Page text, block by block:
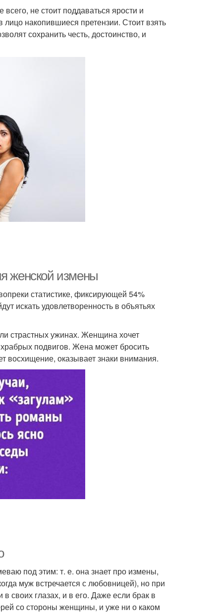
не стоит поддаваться ярости и
лицо накопившиеся претензии. Стоит взять
сохранить честь, достоинство, и
женской измены
статистике, фиксирующей 54%
искать удовлетворенность в объятьях
страстных ужинах. Женщина хочет
подвигов. Жена может бросить
восхищение, оказывает знаки внимания.
под этим: т. е. она знает про измены,
муж встречается с любовницей), но при
своих глазах, и в его. Даже если брак в
со стороны женщины, и уже ни о каком